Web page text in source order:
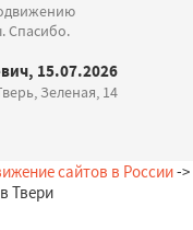
Спасибо.
15.07.2026
Зеленая, 14
сайтов в России->
Твери